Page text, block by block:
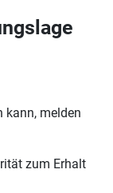
kann, melden
zum Erhalt